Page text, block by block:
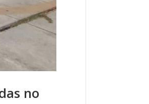
no